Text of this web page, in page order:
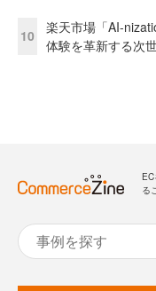
10
楽天市場「AI-
体験を革新する次
る